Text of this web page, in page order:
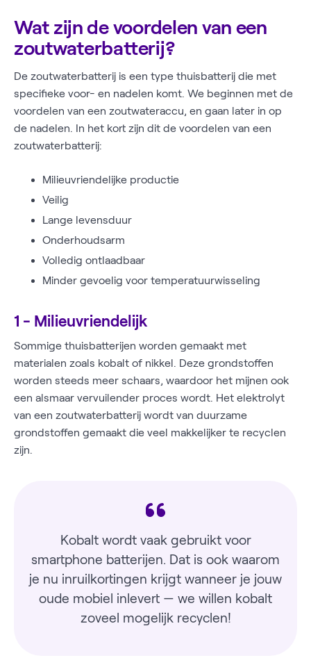
Wat zijn de voordelen van een
zoutwaterbatterij?
De zoutwaterbatterij is een type thuisbatterij die met
specifieke voor- en nadelen komt. We beginnen met de
voordelen van een zoutwateraccu, en gaan later in op
de nadelen. In het kort zijn dit de voordelen van een
zoutwaterbatterij:
Milieuvriendelijke productie
Veilig
Lange levensduur
Onderhoudsarm
Volledig ontlaadbaar
Minder gevoelig voor temperatuurwisseling
1 - Milieuvriendelijk
Sommige thuisbatterijen worden gemaakt met
materialen zoals kobalt of nikkel. Deze grondstoffen
worden steeds meer schaars, waardoor het mijnen ook
een alsmaar vervuilender proces wordt. Het elektrolyt
van een zoutwaterbatterij wordt van duurzame
grondstoffen gemaakt die veel makkelijker te recyclen
zijn.
Kobalt wordt vaak gebruikt voor
smartphone batterijen. Dat is ook waarom
je nu inruilkortingen krijgt wanneer je jouw
oude mobiel inlevert — we willen kobalt
zoveel mogelijk recyclen!